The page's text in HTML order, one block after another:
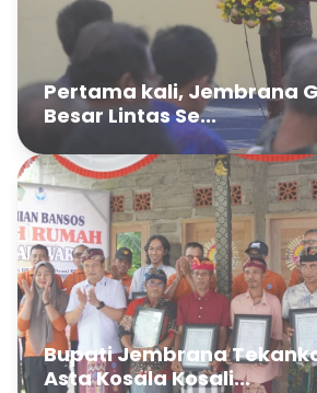
Pertama kali, Jembrana
Besar Lintas Se...
Bupati Jembrana
Asta Kosala Kosali...